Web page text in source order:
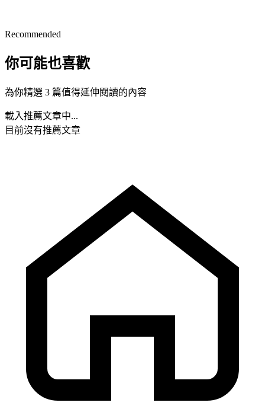
Recommended
你可能也喜歡
為你精選 3 篇值得延伸閱讀的內容
載入推薦文章中...
目前沒有推薦文章